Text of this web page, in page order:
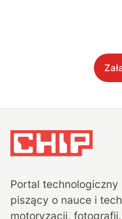
Portal technologiczny
piszący o nauce i
motoryzacji, fotografii.